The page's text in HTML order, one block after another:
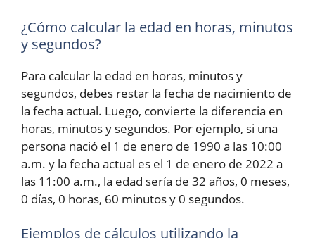
¿Cómo calcular la edad en horas, minutos
y segundos?
Para calcular la edad en horas, minutos y
segundos, debes restar la fecha de nacimiento de
la fecha actual. Luego, convierte la diferencia en
horas, minutos y segundos. Por ejemplo, si una
persona nació el 1 de enero de 1990 a las 10:00
a.m. y la fecha actual es el 1 de enero de 2022 a
las 11:00 a.m., la edad sería de 32 años, 0 meses,
0 días, 0 horas, 60 minutos y 0 segundos.
Ejemplos de cálculos utilizando la